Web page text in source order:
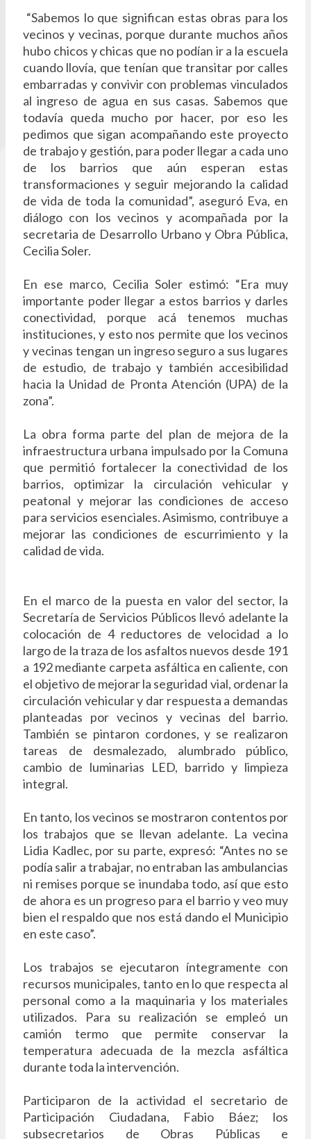
“Sabemos lo que significan estas obras para los
vecinos y vecinas, porque durante muchos años
hubo chicos y chicas que no podían ir a la escuela
cuando llovía, que tenían que transitar por calles
embarradas y convivir con problemas vinculados
al ingreso de agua en sus casas. Sabemos que
todavía queda mucho por hacer, por eso les
pedimos que sigan acompañando este proyecto
de trabajo y gestión, para poder llegar a cada uno
de los barrios que aún esperan estas
transformaciones y seguir mejorando la calidad
de vida de toda la comunidad”, aseguró Eva, en
diálogo con los vecinos y acompañada por la
secretaria de Desarrollo Urbano y Obra Pública,
Cecilia Soler.
En ese marco, Cecilia Soler estimó: “Era muy
importante poder llegar a estos barrios y darles
conectividad, porque acá tenemos muchas
instituciones, y esto nos permite que los vecinos
y vecinas tengan un ingreso seguro a sus lugares
de estudio, de trabajo y también accesibilidad
hacia la Unidad de Pronta Atención (UPA) de la
zona”.
La obra forma parte del plan de mejora de la
infraestructura urbana impulsado por la Comuna
que permitió fortalecer la conectividad de los
barrios, optimizar la circulación vehicular y
peatonal y mejorar las condiciones de acceso
para servicios esenciales. Asimismo, contribuye a
mejorar las condiciones de escurrimiento y la
calidad de vida.
En el marco de la puesta en valor del sector, la
Secretaría de Servicios Públicos llevó adelante la
colocación de 4 reductores de velocidad a lo
largo de la traza de los asfaltos nuevos desde 191
a 192 mediante carpeta asfáltica en caliente, con
el objetivo de mejorar la seguridad vial, ordenar la
circulación vehicular y dar respuesta a demandas
planteadas por vecinos y vecinas del barrio.
También se pintaron cordones, y se realizaron
tareas de desmalezado, alumbrado público,
cambio de luminarias LED, barrido y limpieza
integral.
En tanto, los vecinos se mostraron contentos por
los trabajos que se llevan adelante. La vecina
Lidia Kadlec, por su parte, expresó: “Antes no se
podía salir a trabajar, no entraban las ambulancias
ni remises porque se inundaba todo, así que esto
de ahora es un progreso para el barrio y veo muy
bien el respaldo que nos está dando el Municipio
en este caso”.
Los trabajos se ejecutaron íntegramente con
recursos municipales, tanto en lo que respecta al
personal como a la maquinaria y los materiales
utilizados. Para su realización se empleó un
camión termo que permite conservar la
temperatura adecuada de la mezcla asfáltica
durante toda la intervención.
Participaron de la actividad el secretario de
Participación Ciudadana, Fabio Báez; los
subsecretarios de Obras Públicas e